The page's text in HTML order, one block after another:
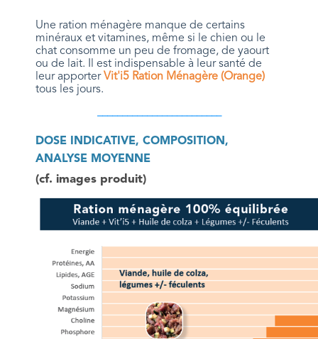
Une ration ménagère manque de certains
minéraux et vitamines, même si le chien ou le
chat consomme un peu de fromage, de yaourt
ou de lait. Il est indispensable à leur santé de
leur apporter Vit'i5 Ration Ménagère (Orange)
tous les jours.
DOSE INDICATIVE, COMPOSITION,
ANALYSE MOYENNE
(cf. images produit)